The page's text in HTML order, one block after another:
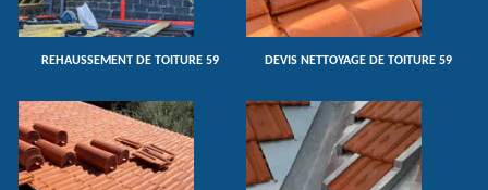
REHAUSSEMENT DE TOITURE 59 DEVIS NETTOYAGE DE TOITURE 59